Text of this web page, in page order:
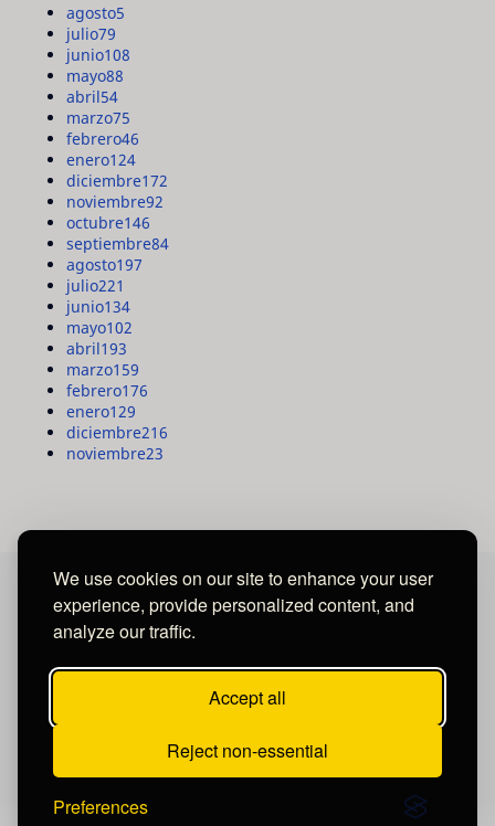
We use cookies on our site to enhance your user
experience, provide personalized content, and
analyze our traffic.
Accept all
Reject non-essential
Preferences
agosto5
julio79
junio108
mayo88
abril54
marzo75
febrero46
enero124
diciembre172
noviembre92
octubre146
septiembre84
agosto197
julio221
junio134
mayo102
abril193
marzo159
febrero176
enero129
diciembre216
noviembre23
MAYA MEDIA GROUP
Ubicados en Tegucigalpa - Honduras.